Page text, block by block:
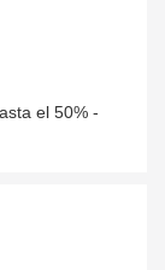
el 50% -